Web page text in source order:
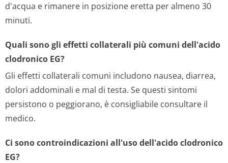
d'acqua e rimanere in posizione eretta per almeno 30
minuti.
Quali sono gli effetti collaterali più comuni dell'acido
clodronico EG?
Gli effetti collaterali comuni includono nausea, diarrea,
dolori addominali e mal di testa. Se questi sintomi
persistono o peggiorano, è consigliabile consultare il
medico.
Ci sono controindicazioni all'uso dell'acido clodronico
EG?